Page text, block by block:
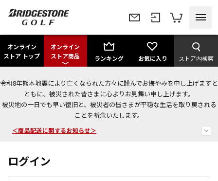
オンライン
ストア トップ
オンライン
ストア商品
ランキング お気に入り ストア内検索
令和8年熊本地震により亡くなられた方々に謹んでお悔やみを申し上げますと
ともに、被災された皆さまに心よりお見舞い申し上げます。
被災地の一日でも早い復旧と、被災者の皆さまが平穏な生活を取り戻される
ことを祈念いたします。
今なら新規会員登録で1,000円OFFクーポンプレゼント！
＜商品配送に関するお知らせ＞
ログイン